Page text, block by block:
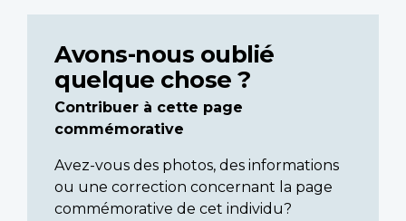
Avons-nous oublié
quelque chose ?
Contribuer à cette page
commémorative
Avez-vous des photos, des informations
ou une correction concernant la page
commémorative de cet individu?